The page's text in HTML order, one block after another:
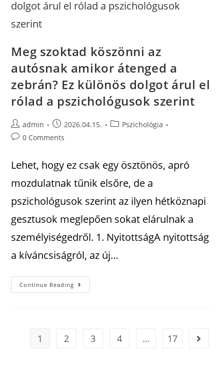
Meg szoktad köszönni az
autósnak amikor átenged a
zebrán? Ez különös dolgot árul el
rólad a pszichológusok szerint
admin 2026.04.15.
Pszichológia
0 Comments
Lehet, hogy ez csak egy ösztönös, apró
mozdulatnak tűnik elsőre, de a
pszichológusok szerint az ilyen hétköznapi
gesztusok meglepően sokat elárulnak a
személyiségedről. 1. NyitottságA nyitottság
a kíváncsiságról, az új…
Continue Reading
1 2 3 4 … 17